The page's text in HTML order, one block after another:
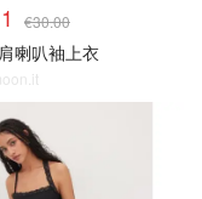
€30.00
喇叭袖上衣